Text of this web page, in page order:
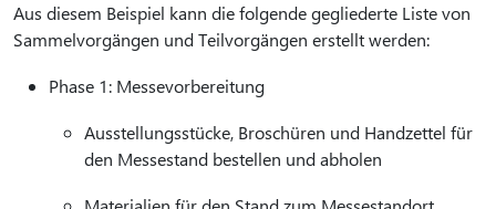
Aus diesem Beispiel kann die folgende gegliederte Liste von
Sammelvorgängen und Teilvorgängen erstellt werden:
Phase 1: Messevorbereitung
Ausstellungsstücke, Broschüren und Handzettel für
den Messestand bestellen und abholen